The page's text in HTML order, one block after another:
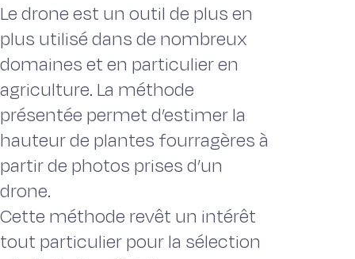
Le drone est un outil de plus en
plus utilisé dans de nombreux
domaines et en particulier en
agriculture. La méthode
présentée permet d’estimer la
hauteur de plantes fourragères à
partir de photos prises d’un
drone.
Cette méthode revêt un intérêt
tout particulier pour la sélection